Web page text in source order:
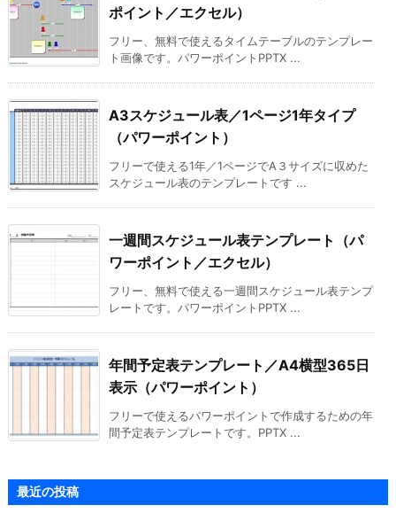
ポイント／エクセル）
フリー、無料で使えるタイムテーブルのテンプレー
ト画像です。パワーポイントPPTX ...
A3スケジュール表／1ページ1年タイプ
（パワーポイント）
フリーで使える1年／1ページでA３サイズに収めた
スケジュール表のテンプレートです ...
一週間スケジュール表テンプレート（パ
ワーポイント／エクセル）
フリー、無料で使える一週間スケジュール表テンプ
レートです。パワーポイントPPTX ...
年間予定表テンプレート／A4横型365日
表示（パワーポイント）
フリーで使えるパワーポイントで作成するための年
間予定表テンプレートです。PPTX ...
最近の投稿